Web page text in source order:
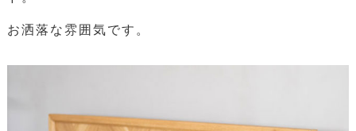
お洒落な雰囲気です。